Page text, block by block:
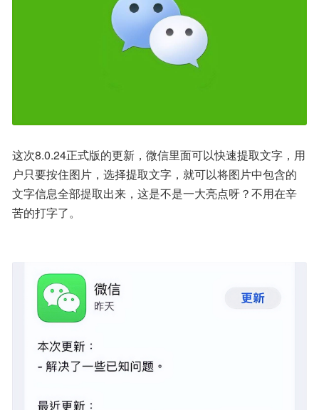
这次8.0.24正式版的更新，微信里面可以快速提取文字，用
户只要按住图片，选择提取文字，就可以将图片中包含的
文字信息全部提取出来，这是不是一大亮点呀？不用在辛
苦的打字了。